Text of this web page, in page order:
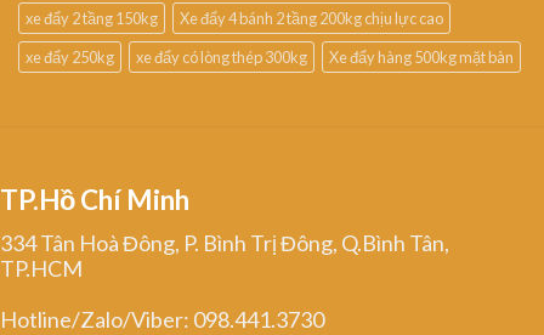
xe đẩy 2 tầng 150kg
Xe đẩy 4 bánh 2 tầng 200kg chịu lực cao
xe đẩy 250kg
xe đẩy có lòng thép 300kg Xe đẩy hàng 500kg mặt bàn
TP.Hồ Chí Minh
334 Tân Hoà Đông, P. Bình Trị Đông, Q.Bình Tân,
TP.HCM
Hotline/Zalo/Viber: 098.441.3730